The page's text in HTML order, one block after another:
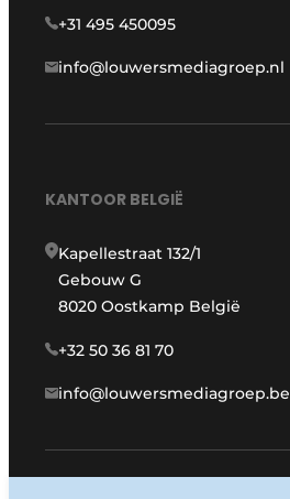
+31 495 450095
info@louwersmediagroep.nl
KANTOOR BELGIË
Kapellestraat 132/1
Gebouw G
8020 Oostkamp België
+32 50 36 81 70
info@louwersmediagroep.be